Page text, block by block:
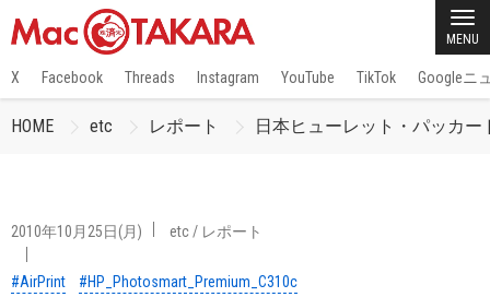
MENU
X Facebook Threads Instagram YouTube TikTok Googleニ
HOME etc レポート 日本ヒューレット・パッカー
2010年10月25日(月) etc/ レポート
#AirPrint
#HP_Photosmart_Premium_C310c